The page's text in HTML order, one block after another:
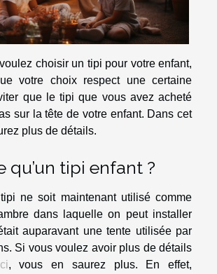
choisir un tipi pour votre enfant,
votre choix respect une certaine
que le tipi que vous avez acheté
sur la tête de votre enfant. Dans cet
plus de détails.
qu’un tipi enfant ?
ne soit maintenant utilisé comme
dans laquelle on peut installer
auparavant une tente utilisée par
Si vous voulez avoir plus de détails
, vous en saurez plus. En effet,